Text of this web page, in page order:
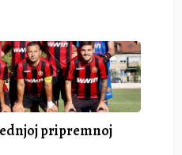
pripremnoj